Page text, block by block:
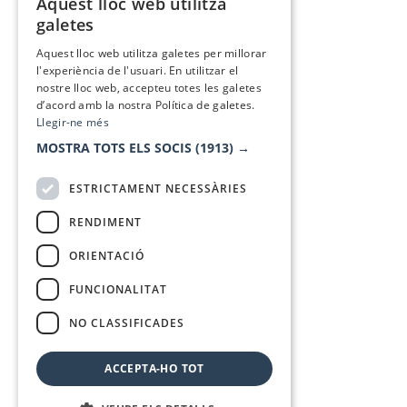
galetes
Aquest lloc web utilitza galetes per millorar
l'experiència de l'usuari. En utilitzar el
nostre lloc web, accepteu totes les galetes
d’acord amb la nostra Política de galetes.
Llegir-ne més
MOSTRA TOTS ELS SOCIS (1913) →
ESTRICTAMENT NECESSÀRIES
RENDIMENT
ORIENTACIÓ
FUNCIONALITAT
NO CLASSIFICADES
ACCEPTA-HO TOT